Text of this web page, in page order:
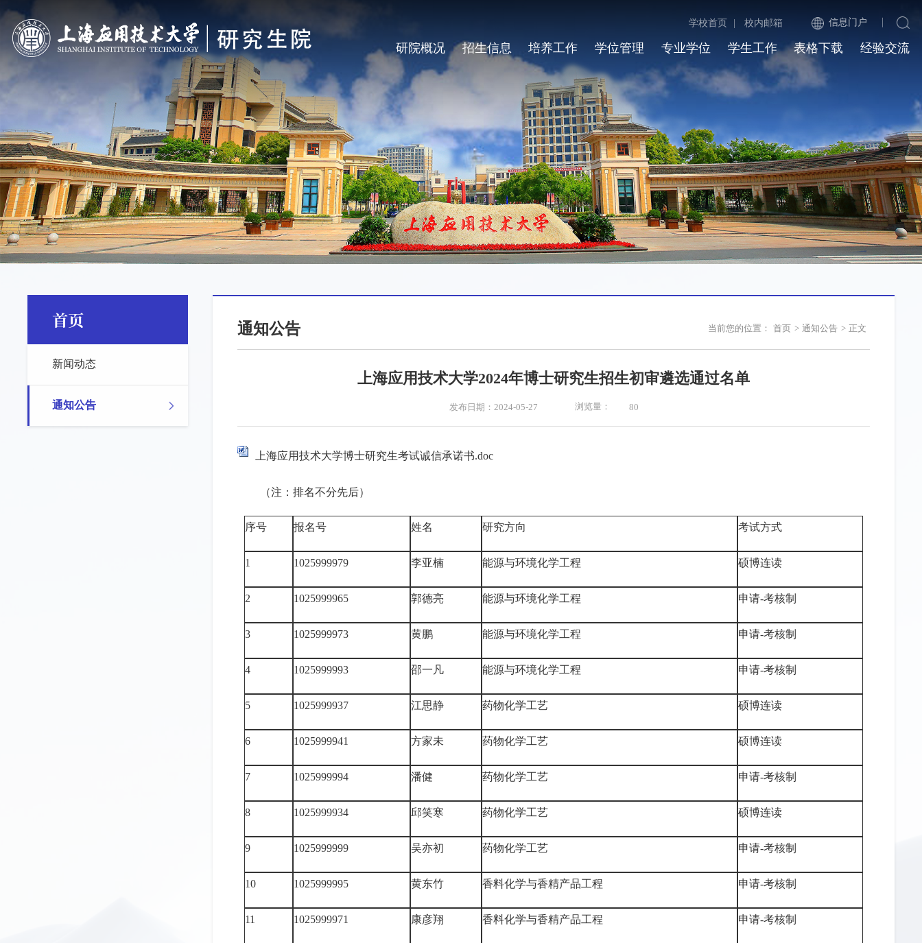
学校首页 | 校内邮箱 信息门户
研院概况 招生信息 培养工作 学位管理 专业学位 学生工作 表格下载 经验交流
首页
新闻动态
通知公告
通知公告 当前您的位置： 首页 > 通知公告 > 正文
上海应用技术大学2024年博士研究生招生初审遴选通过名单
发布日期：2024-05-27 浏览量： 80
上海应用技术大学博士研究生考试诚信承诺书.doc
（注：排名不分先后）
序号 报名号 姓名 研究方向 考试方式
1 1025999979 李亚楠 能源与环境化学工程 硕博连读
2 1025999965 郭德亮 能源与环境化学工程 申请-考核制
3 1025999973 黄鹏 能源与环境化学工程 申请-考核制
4 1025999993 邵一凡 能源与环境化学工程 申请-考核制
5 1025999937 江思静 药物化学工艺 硕博连读
6 1025999941 方家未 药物化学工艺 硕博连读
7 1025999994 潘健 药物化学工艺 申请-考核制
8 1025999934 邱笑寒 药物化学工艺 硕博连读
9 1025999999 吴亦初 药物化学工艺 申请-考核制
10 1025999995 黄东竹 香料化学与香精产品工程 申请-考核制
11 1025999971 康彦翔 香料化学与香精产品工程 申请-考核制